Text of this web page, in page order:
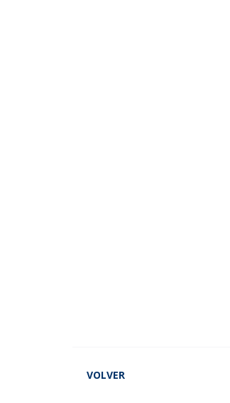
VOLVER